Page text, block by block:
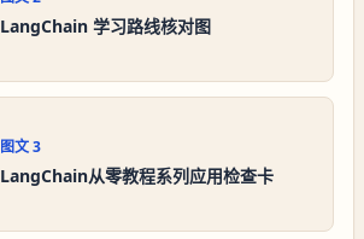
LangChain 学习路线核对图
图文3
LangChain从零教程系列应用检查卡